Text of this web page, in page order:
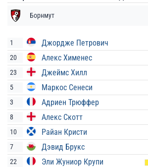
Борнмут
1 Джордже Петрович
20 Алекс Хименес
23 Джеймс Хилл
5 Маркос Сенеси
3 Адриен Трюффер
8 Алекс Скотт
10 Райан Кристи
7 Дэвид Брукс
22 Эли Жуниор Крупи